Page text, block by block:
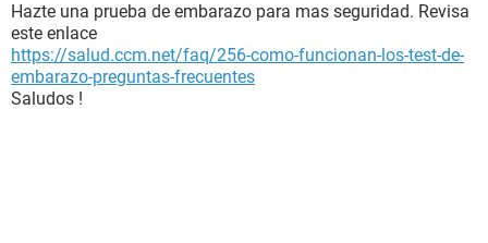
Hazte una prueba de embarazo para mas seguridad. Revisa
este enlace
https://salud.ccm.net/faq/256-como-funcionan-los-test-de-
embarazo-preguntas-frecuentes
Saludos !